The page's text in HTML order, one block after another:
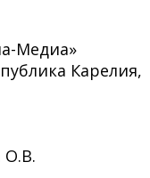
Медиа»
Карелия,
О.В.